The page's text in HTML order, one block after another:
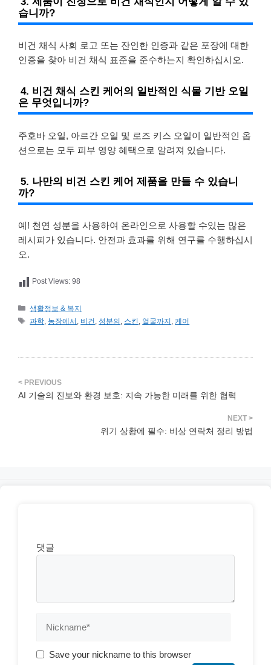
습니까?
비건 채식 사회 로고 또는 잔인한 인증과 같은 포장에 대한
인증을 찾아 비건 채식 표준을 준수하는지 확인하십시오.
4. 비건 채식 스킨 케어의 일반적인 식물 기반 오일
은 무엇입니까?
주호바 오일, 아르간 오일 및 로즈 키스 오일이 일반적인 옵
션으로는 모두 피부 영양 혜택으로 알려져 있습니다.
5. 나만의 비건 스킨 케어 제품을 만들 수 있습니
까?
예! 천연 성분을 사용하여 온라인으로 사용할 수있는 많은
레시피가 있습니다. 안전과 효과를 위해 연구를 수행하십시
오.
Post Views: 98
카
테
생활정보 & 복지
태
과학 농장에서 비건 ,성분의 스킨 얼굴까지 ,케어
AI 기술의 진보와 환경 보호: 지속 가능한 미래를 위한 협력
위기 상황에 필수: 비상 연락처 정리 방법
댓글
Save your nickname to this browser